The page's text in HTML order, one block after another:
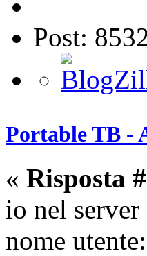
Post:
Portable TB -
« Risposta
io nel server
nome